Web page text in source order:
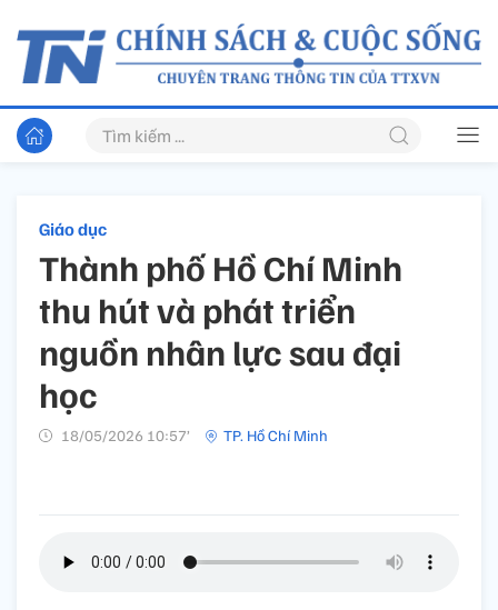
Giáo dục
Thành phố Hồ Chí Minh
thu hút và phát triển
nguồn nhân lực sau đại
học
18/05/2026 10:57’ TP. Hồ Chí Minh